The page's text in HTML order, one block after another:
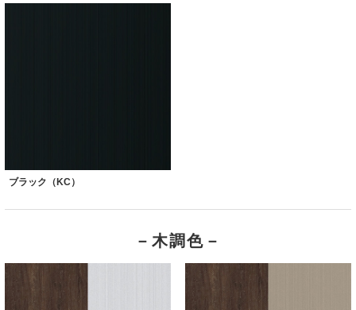
ブラック（KC）
－木調色－